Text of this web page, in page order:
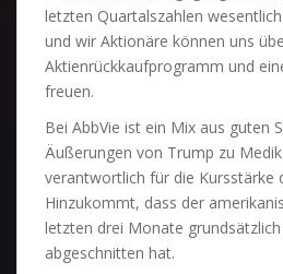
letzten Quartalszahlen
und wir Aktionäre können uns
Aktienrückkaufprogramm und
freuen.
Bei AbbVie ist ein Mix aus guten
Äußerungen von Trump zu
verantwortlich für die Kursstärke
Hinzukommt, dass der
letzten drei Monate
abgeschnitten hat.